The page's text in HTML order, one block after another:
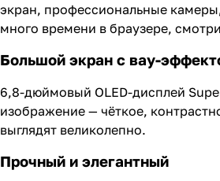
экран, профессиональные
много времени в браузере,
Большой экран с вау-
6,8-дюймовый OLED-дисплей
изображение — чёткое,
выглядят великолепно.
Прочный и элегантный